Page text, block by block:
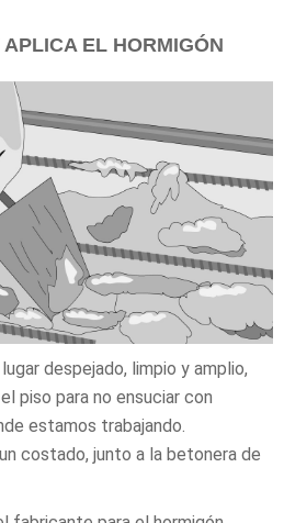
EL HORMIGÓN
despejado, limpio y amplio,
piso para no ensuciar con
estamos trabajando.
costado, junto a la betonera de